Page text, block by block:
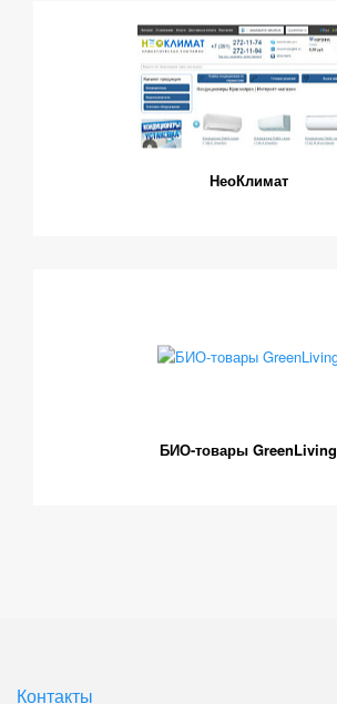
НеоКлимат
БИО-товары GreenLiving
Контакты